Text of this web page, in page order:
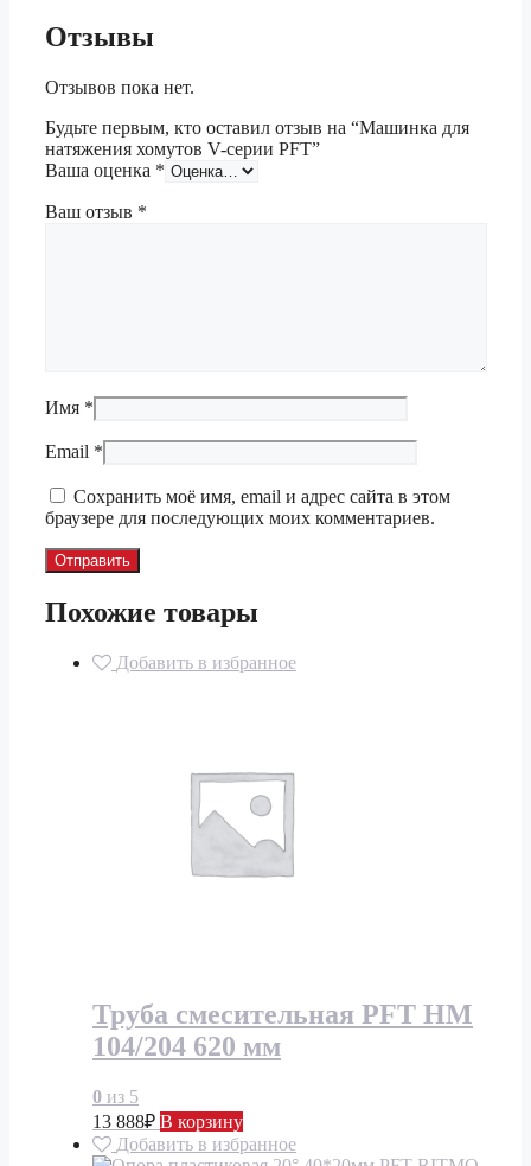
Отзывы
Отзывов пока нет.
Будьте первым, кто оставил отзыв на “Машинка для
натяжения хомутов V-серии PFT”
Ваша оценка *
Ваш отзыв *
Имя *
Email *
Сохранить моё имя, email и адрес сайта в этом
браузере для последующих моих комментариев.
Похожие товары
Добавить в избранное
Труба смесительная PFT HM
104/204 620 мм
0 из 5
13 888₽ В корзину
Добавить в избранное